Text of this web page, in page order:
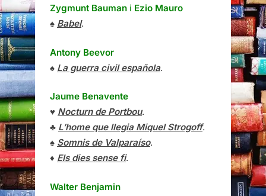
Zygmunt Bauman i Ezio Mauro
♠ Babel.
Antony Beevor
♠ La guerra civil española.
Jaume Benavente
♥ Nocturn de Portbou.
♣ L’home que llegia Miquel Strogoff.
♠ Somnis de Valparaíso.
♦ Els dies sense fi.
Walter Benjamin